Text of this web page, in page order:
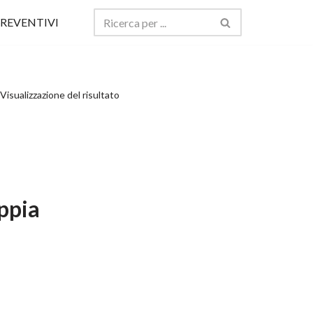
Visualizzazione del risultato